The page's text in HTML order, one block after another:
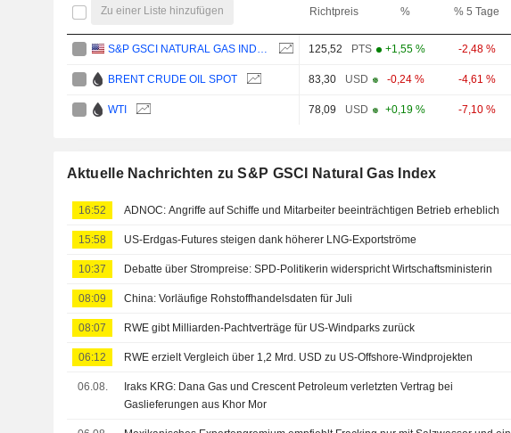
Zu einer Liste hinzufügen Richtpreis % % 5 Tage
125,52 PTS +1,55 % -2,48 %
BRENT CRUDE OIL SPOT 83,30 USD -0,24 % -4,61 %
WTI 78,09 USD +0,19 % -7,10 %
Aktuelle Nachrichten zu S&P GSCI Natural Gas Index
16:52 ADNOC: Angriffe auf Schiffe und Mitarbeiter beeinträchtigen Betrieb erheblich
15:58 US-Erdgas-Futures steigen dank höherer LNG-Exportströme
10:37 Debatte über Strompreise: SPD-Politikerin widerspricht Wirtschaftsministerin
08:09 China: Vorläufige Rohstoffhandelsdaten für Juli
08:07 RWE gibt Milliarden-Pachtverträge für US-Windparks zurück
06:12 RWE erzielt Vergleich über 1,2 Mrd. USD zu US-Offshore-Windprojekten
06.08.
Iraks KRG: Dana Gas und Crescent Petroleum verletzten Vertrag bei
Gaslieferungen aus Khor Mor